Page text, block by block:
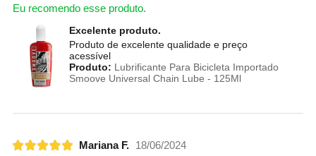
Eu recomendo esse produto.
Excelente produto.
Produto de excelente qualidade e preço
acessível
Produto: Lubrificante Para Bicicleta Importado
Smoove Universal Chain Lube - 125Ml
Mariana F.
18/06/2024